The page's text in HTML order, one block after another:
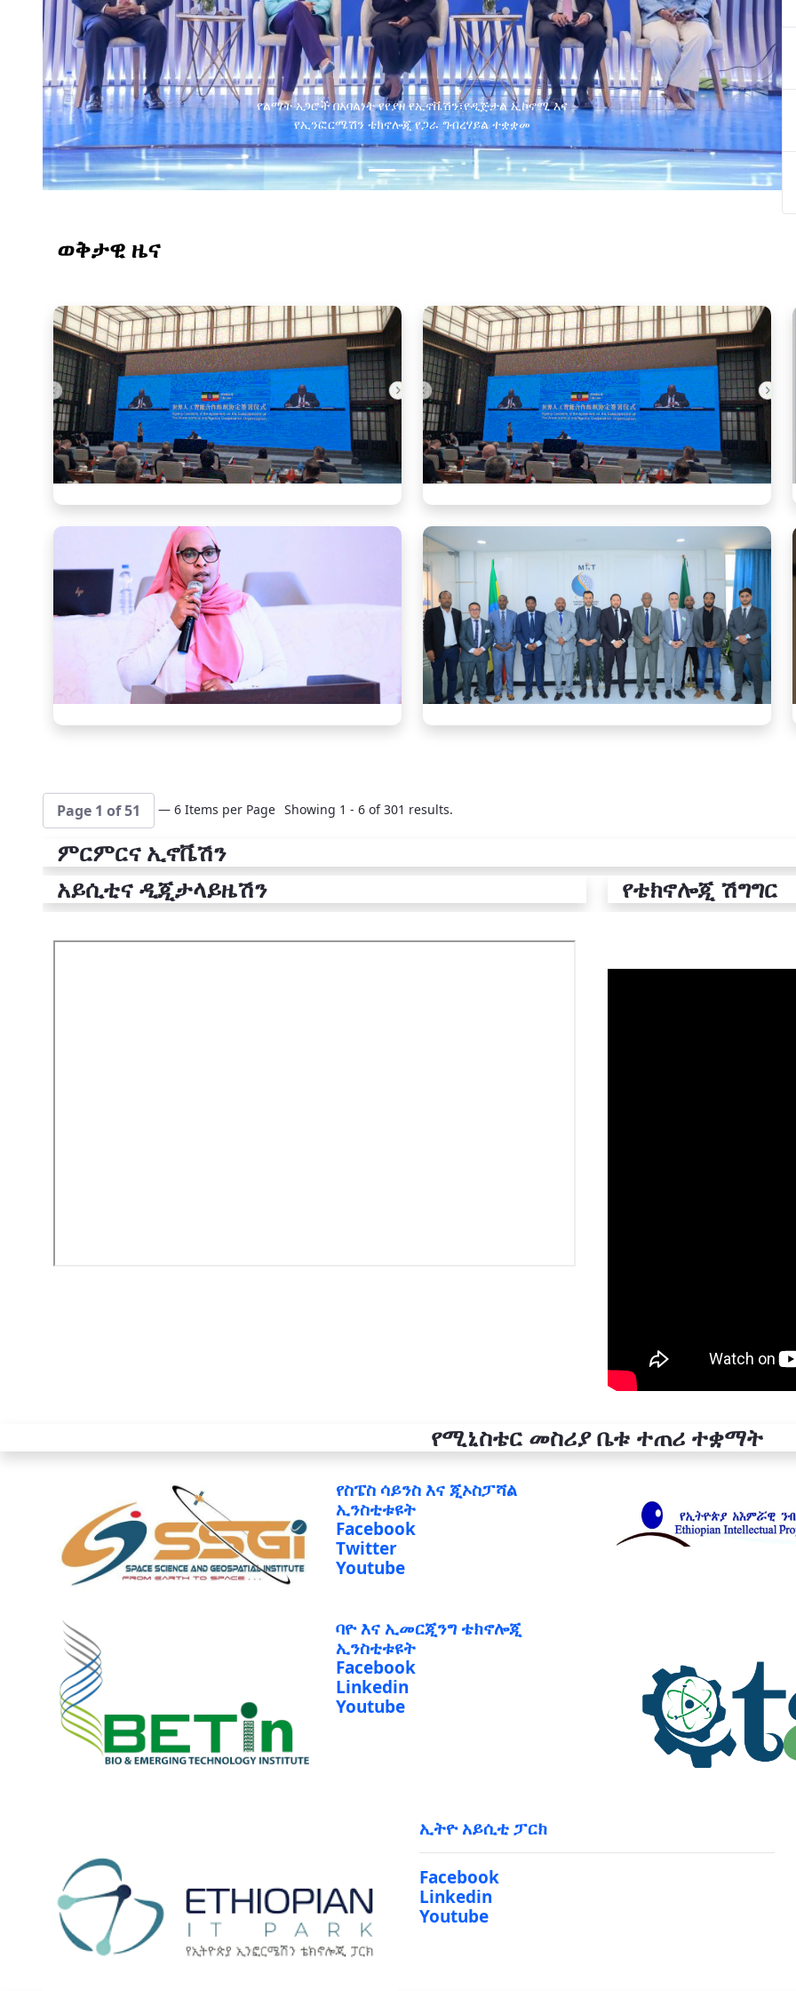
የልማት አጋሮች በአባልነት የየያዘ የኢኖቬሽን፣የዲጅታል ኢኮኖሚ እና
የኢንፎርሜሽን ቴክኖሎጂ የጋራ ግብረሃይል ተቋቋመ
ወቅታዊ ዜና
Page 1 of 51 — 6 Items per Page Showing 1 - 6 of 301 results.
ምርምርና ኢኖቬሽን
አይሲቲና ዲጂታላይዜሽን
የቴክኖሎጂ ሽግግር
የሚኒስቴር መስሪያ ቤቱ ተጠሪ ተቋማት
የስፔስ ሳይንስ እና ጂኦስፓሻል
ኢንስቲቱዩት
Facebook
Twitter
Youtube
ባዮ እና ኢመርጂንግ ቴክኖሎጂ
ኢንስቲቱዩት
Facebook
Linkedin
Youtube
ኢትዮ አይሲቲ ፓርክ
Facebook
Linkedin
Youtube